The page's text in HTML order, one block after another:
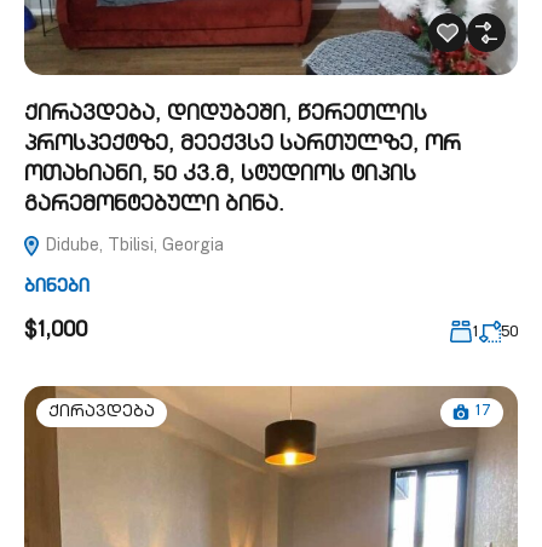
ქირავდება, დიდუბეში, წერეთლის
პროსპექტზე, მეექვსე სართულზე, ორ
ოთახიანი, 50 კვ.მ, სტუდიოს ტიპის
გარემონტებული ბინა.
Didube, Tbilisi, Georgia
ბინები
$1,000 1 50
ქირავდება 17